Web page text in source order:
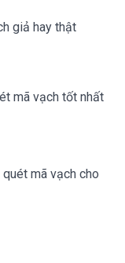
giả hay thật
mã vạch tốt nhất
mã vạch cho